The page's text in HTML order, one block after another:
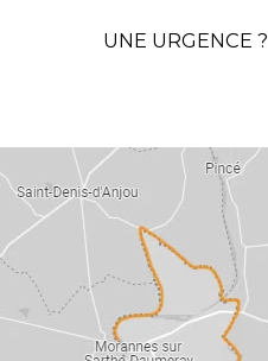
UNE URGENCE ?